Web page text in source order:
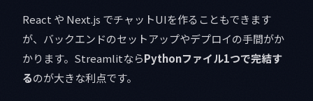
React や Next.js でチャットUIを作ることもできます
が、バックエンドのセットアップやデプロイの手間がか
かります。StreamlitならPythonファイル1つで完結す
るのが大きな利点です。